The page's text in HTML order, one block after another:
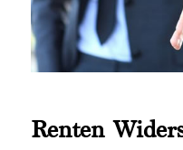
Renten